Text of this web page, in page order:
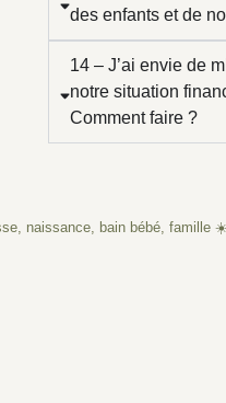
des enfants et de
14 – J’ai envie de
notre situation
Comment faire ?
naissance, bain bébé, famille ☀️